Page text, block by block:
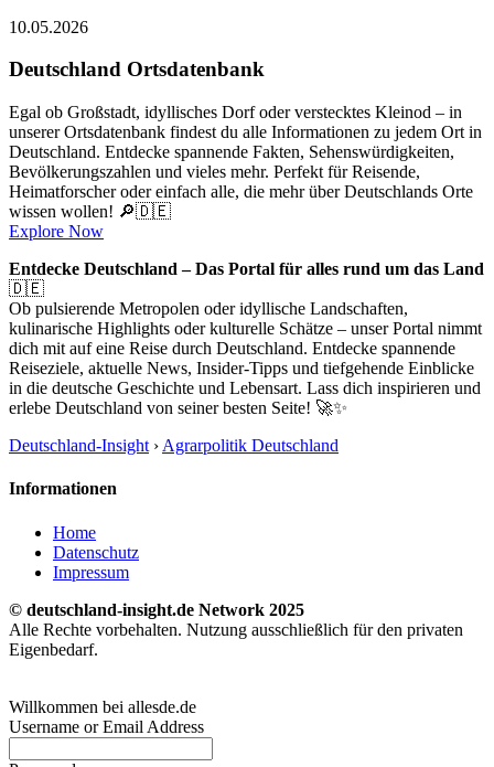
10.05.2026
Deutschland Ortsdatenbank
Egal ob Großstadt, idyllisches Dorf oder verstecktes Kleinod – in
unserer Ortsdatenbank findest du alle Informationen zu jedem Ort in
Deutschland. Entdecke spannende Fakten, Sehenswürdigkeiten,
Bevölkerungszahlen und vieles mehr. Perfekt für Reisende,
Heimatforscher oder einfach alle, die mehr über Deutschlands Orte
wissen wollen! 🔎🇩🇪
Explore Now
Entdecke Deutschland – Das Portal für alles rund um das Land
🇩🇪
Ob pulsierende Metropolen oder idyllische Landschaften,
kulinarische Highlights oder kulturelle Schätze – unser Portal nimmt
dich mit auf eine Reise durch Deutschland. Entdecke spannende
Reiseziele, aktuelle News, Insider-Tipps und tiefgehende Einblicke
in die deutsche Geschichte und Lebensart. Lass dich inspirieren und
erlebe Deutschland von seiner besten Seite! 🚀✨
Deutschland-Insight › Agrarpolitik Deutschland
Informationen
Home
Datenschutz
Impressum
© deutschland-insight.de Network 2025
Alle Rechte vorbehalten. Nutzung ausschließlich für den privaten
Eigenbedarf.
Willkommen bei allesde.de
Username or Email Address